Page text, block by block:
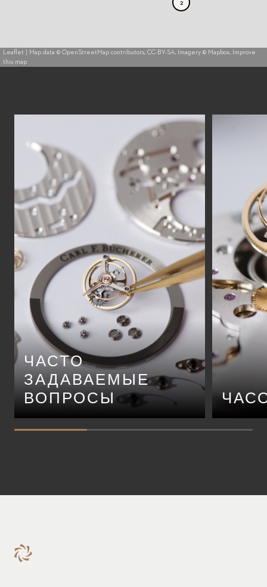
2
Leaflet | Map data © OpenStreetMap contributors, CC-BY-SA, Imagery © Mapbox,
Improve
this map
ЧАСТО
ЗАДАВАЕМЫЕ
ВОПРОСЫ